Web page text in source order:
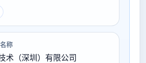
称
术（深圳）有限公司